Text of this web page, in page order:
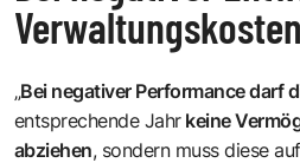
„Bei negativer Performance darf
entsprechende Jahr keine
abziehen, sondern muss diese